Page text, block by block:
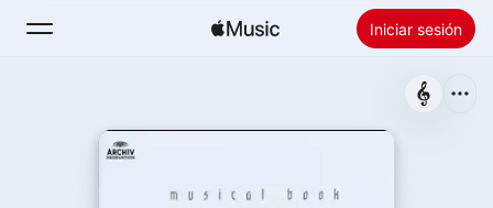
Iniciar sesión